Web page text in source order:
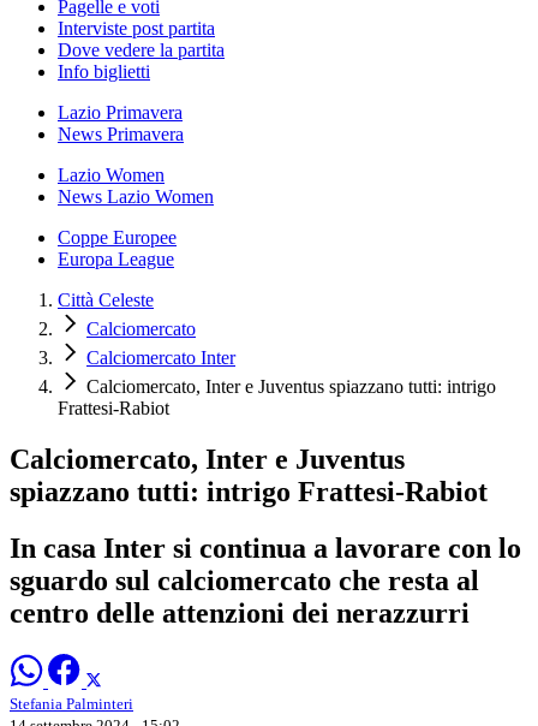
Pagelle e voti
Interviste post partita
Dove vedere la partita
Info biglietti
Lazio Primavera
News Primavera
Lazio Women
News Lazio Women
Coppe Europee
Europa League
Città Celeste
Calciomercato
Calciomercato Inter
Calciomercato, Inter e Juventus spiazzano tutti: intrigo
Frattesi-Rabiot
Calciomercato, Inter e Juventus
spiazzano tutti: intrigo Frattesi-Rabiot
In casa Inter si continua a lavorare con lo
sguardo sul calciomercato che resta al
centro delle attenzioni dei nerazzurri
Stefania Palminteri